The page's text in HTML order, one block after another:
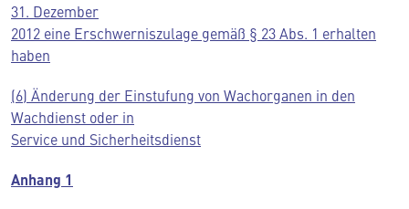
31. Dezember
2012 eine Erschwerniszulage gemäß § 23 Abs. 1 erhalten
haben
(6) Änderung der Einstufung von Wachorganen in den
Wachdienst oder in
Service und Sicherheitsdienst
Anhang 1